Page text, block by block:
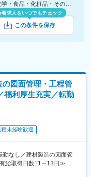
[勤務地]北海道 [業種]メーカー（素材・化学・食品・化粧品・その他）業界 [詳細条件](待遇・福利厚生)U・Iターン支援あり
着求人をいつでもチェック
この条件を保存
図面管理・工程管
福利厚生充実／転勤
種未経験歓迎
なし／建材製造の図面管
給取得日数11～13日≫